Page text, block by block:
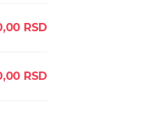
RSD
RSD